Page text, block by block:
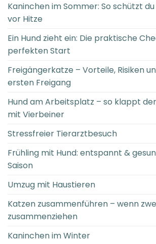
Kaninchen im Sommer: So schützt
vor Hitze
Ein Hund zieht ein: Die praktische
perfekten Start
Freigängerkatze – Vorteile, Risiken
ersten Freigang
Hund am Arbeitsplatz – so klappt
mit Vierbeiner
Stressfreier Tierarztbesuch
Frühling mit Hund: entspannt &
Saison
Umzug mit Haustieren
Katzen zusammenführen – wenn
zusammenziehen
Kaninchen im Winter